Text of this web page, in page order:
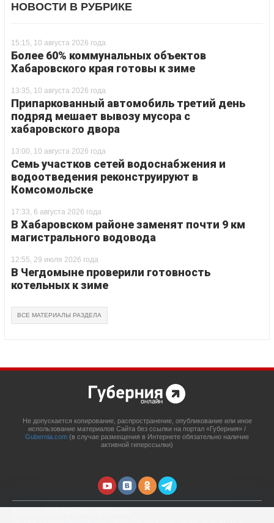
НОВОСТИ В РУБРИКЕ
15:15, 10 августа 2026 года
Более 60% коммунальных объектов
Хабаровского края готовы к зиме
13:35, 10 августа 2026 года
Припаркованный автомобиль третий день
подряд мешает вывозу мусора с
хабаровского двора
13:00, 10 августа 2026 года
Семь участков сетей водоснабжения и
водоотведения реконструируют в
Комсомольске
17:33, 6 августа 2026 года
В Хабаровском районе заменят почти 9 км
магистрального водовода
12:55, 29 июля 2026 года
В Чегдомыне проверили готовность
котельных к зиме
ВСЕ МАТЕРИАЛЫ РАЗДЕЛА
Не допускается копирование, распространение, опубликование или иное
использование материалов Сайта без ссылки на портал «Губерния» /
Gubernia.com (в случае размещения в Интернете обязательно наличие
активной гиперссылки)